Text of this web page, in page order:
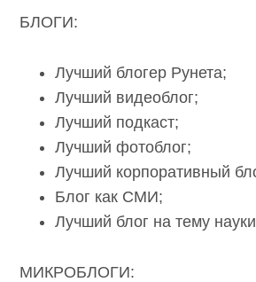
БЛОГИ:
Лучший блогер Рунета;
Лучший видеоблог;
Лучший подкаст;
Лучший фотоблог;
Лучший корпоративный
Блог как СМИ;
Лучший блог на тему
МИКРОБЛОГИ: